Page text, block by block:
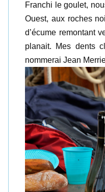
Franchi le goulet,
Ouest, aux roches
d’écume remontant
planait. Mes dents
nommerai Jean